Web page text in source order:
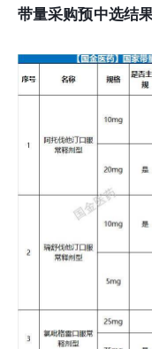
带量采购预中选结果